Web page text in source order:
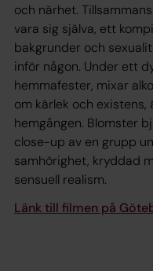
och närhet.
vara sig själva, ett
bakgrunder och
inför någon. Under ett
hemmafester, mixar
om kärlek och
hemgången. Blomster
close-up av en grupp
samhörighet, kryddad
sensuell realism.
Länk till filmen på